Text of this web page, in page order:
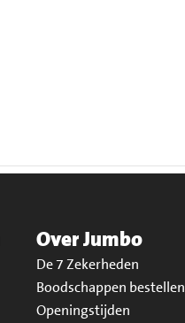
Over Jumbo
De 7 Zekerheden
Boodschappen bestellen
Openingstijden